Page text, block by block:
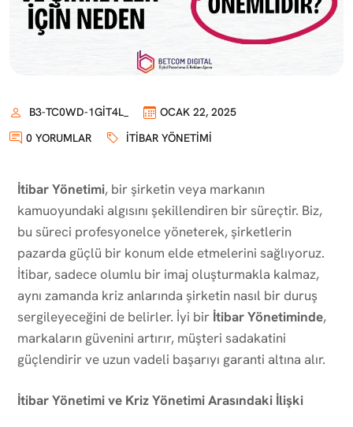
B3-TC0WD-1GIT4L_
OCAK 22, 2025
0 YORUMLAR
İTIBAR YÖNETIMI
İtibar Yönetimi, bir şirketin veya markanın
kamuoyundaki algısını şekillendiren bir süreçtir. Biz,
bu süreci profesyonelce yöneterek, şirketlerin
pazarda güçlü bir konum elde etmelerini sağlıyoruz.
İtibar, sadece olumlu bir imaj oluşturmakla kalmaz,
aynı zamanda kriz anlarında şirketin nasıl bir duruş
sergileyeceğini de belirler. İyi bir İtibar Yönetiminde,
markaların güvenini artırır, müşteri sadakatini
güçlendirir ve uzun vadeli başarıyı garanti altına alır.
İtibar Yönetimi ve Kriz Yönetimi Arasındaki İlişki